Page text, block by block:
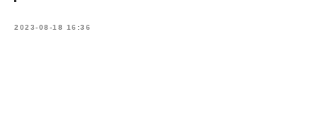
2023-08-18 16:36